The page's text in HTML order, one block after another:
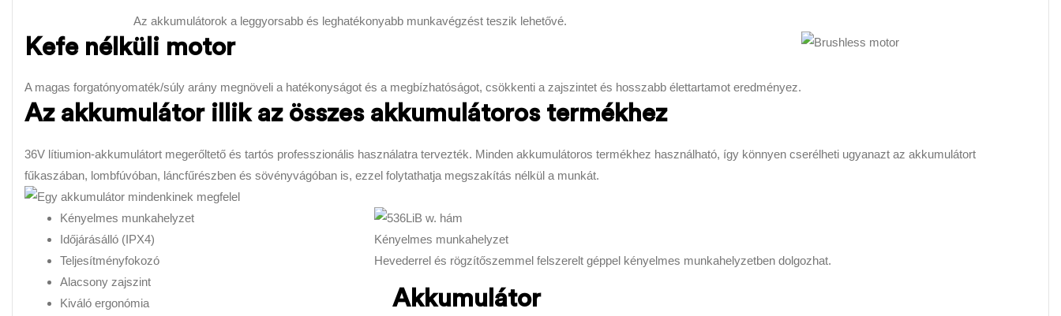
Az akkumulátorok a leggyorsabb és leghatékonyabb munkavégzést teszik lehetővé.
Kefe nélküli motor
A magas forgatónyomaték/súly arány megnöveli a hatékonyságot és a megbízhatóságot, csökkenti a zajszintet és hosszabb élettartamot eredményez.
Az akkumulátor illik az összes akkumulátoros termékhez
36V lítiumion-akkumulátort megerőltető és tartós professzionális használatra tervezték. Minden akkumulátoros termékhez használható, így könnyen cserélheti ugyanazt az akkumulátort
fűkaszában, lombfúvóban, láncfűrészben és sövényvágóban is, ezzel folytathatja megszakítás nélkül a munkát.
Kényelmes munkahelyzet
Időjárásálló (IPX4)
Teljesítményfokozó
Alacsony zajszint
Kiváló ergonómia
Kényelmes munkahelyzet
Hevederrel és rögzítőszemmel felszerelt géppel kényelmes munkahelyzetben dolgozhat.
Akkumulátor